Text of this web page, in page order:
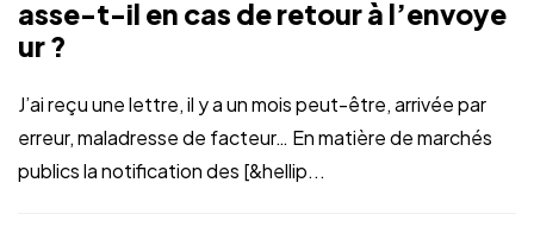
asse-t-il en cas de retour à l’envoye
ur ?
J’ai reçu une lettre, il y a un mois peut-être, arrivée par
erreur, maladresse de facteur… En matière de marchés
publics la notification des [&hellip...